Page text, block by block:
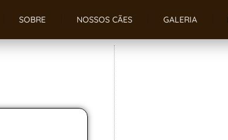
SOBRE NOSSOS CÃES GALERIA